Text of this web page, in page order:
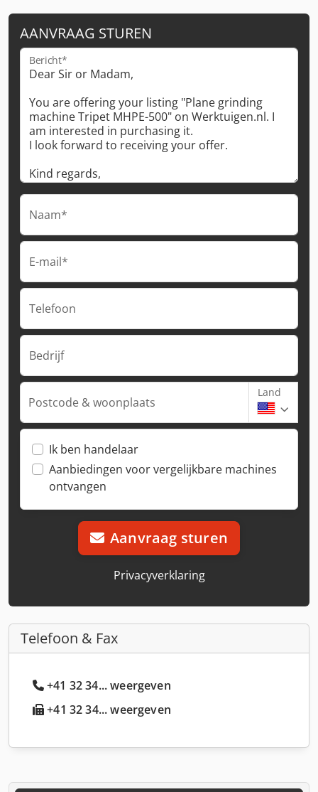
AANVRAAG STUREN
Bericht*
Naam*
E-mail*
Telefoon
Bedrijf
Postcode & woonplaats
Land
Ik ben handelaar
Aanbiedingen voor vergelijkbare machines
ontvangen
Aanvraag sturen
Privacyverklaring
Telefoon & Fax
+41 32 34... weergeven
+41 32 34... weergeven